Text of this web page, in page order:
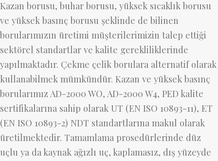
Kazan borusu, buhar borusu, yüksek sıcaklık borusu
ve yüksek basınç borusu şeklinde de bilinen
borularımızın üretimi müşterilerimizin talep ettiği
sektörel standartlar ve kalite gerekliliklerinde
yapılmaktadır. Çekme çelik borulara alternatif olarak
kullanabilmek mümkündür. Kazan ve yüksek basınç
borularımız AD-2000 WO, AD-2000 W4, PED kalite
sertifikalarına sahip olarak UT (EN ISO 10893-11), ET
(EN ISO 10893-2) NDT standartlarına makul olarak
üretilmektedir. Tamamlama prosedürlerinde düz
uçlu ya da kaynak ağızlı uç, kaplamasız, dış yüzeyde